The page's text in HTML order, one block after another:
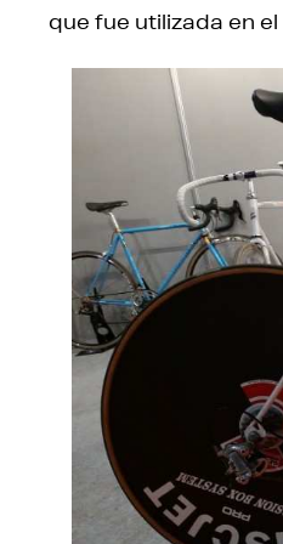
que fue utilizada en el